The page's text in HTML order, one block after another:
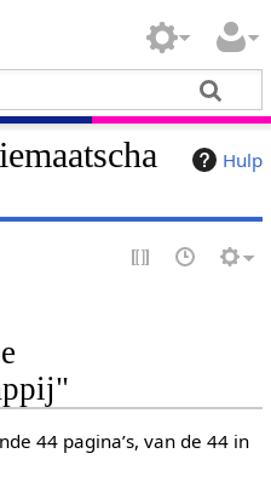
Hulp
44 pagina’s, van de 44 in